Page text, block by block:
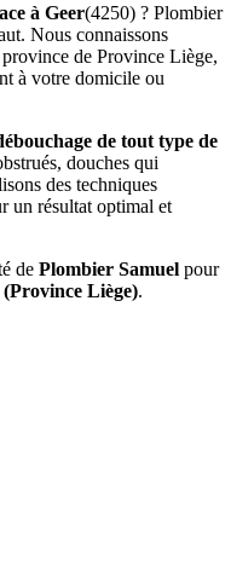
à Geer(4250) ? Plombier
Nous connaissons
de Province Liège,
à votre domicile ou
de tout type de
douches qui
des techniques
un résultat optimal et
de Plombier Samuel pour
(Province Liège).